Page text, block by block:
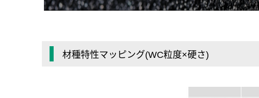
材種特性マッピング(WC粒度×硬さ)